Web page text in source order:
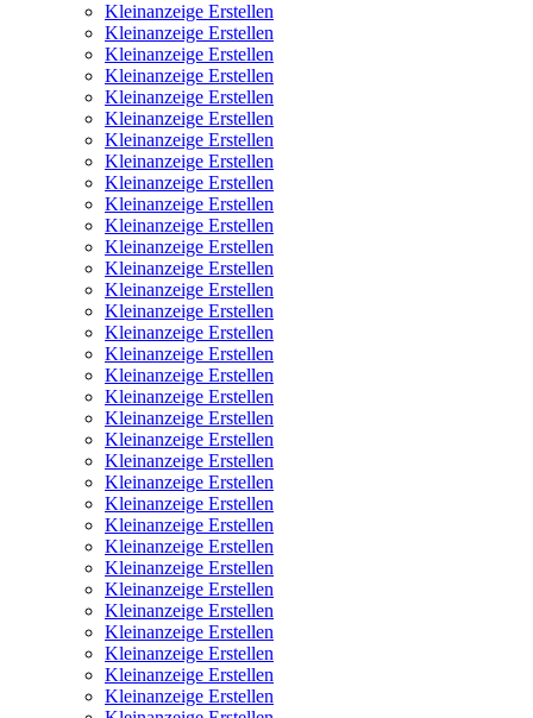
Kleinanzeige Erstellen
Kleinanzeige Erstellen
Kleinanzeige Erstellen
Kleinanzeige Erstellen
Kleinanzeige Erstellen
Kleinanzeige Erstellen
Kleinanzeige Erstellen
Kleinanzeige Erstellen
Kleinanzeige Erstellen
Kleinanzeige Erstellen
Kleinanzeige Erstellen
Kleinanzeige Erstellen
Kleinanzeige Erstellen
Kleinanzeige Erstellen
Kleinanzeige Erstellen
Kleinanzeige Erstellen
Kleinanzeige Erstellen
Kleinanzeige Erstellen
Kleinanzeige Erstellen
Kleinanzeige Erstellen
Kleinanzeige Erstellen
Kleinanzeige Erstellen
Kleinanzeige Erstellen
Kleinanzeige Erstellen
Kleinanzeige Erstellen
Kleinanzeige Erstellen
Kleinanzeige Erstellen
Kleinanzeige Erstellen
Kleinanzeige Erstellen
Kleinanzeige Erstellen
Kleinanzeige Erstellen
Kleinanzeige Erstellen
Kleinanzeige Erstellen